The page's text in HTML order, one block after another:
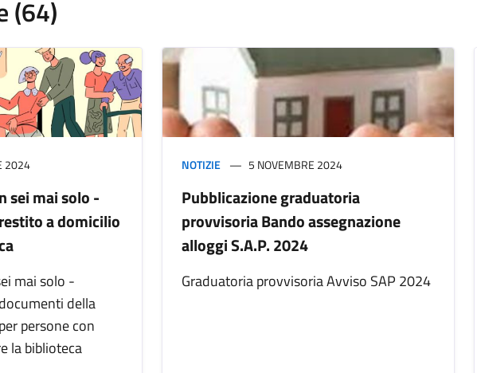
(64)
2024
sei mai solo -
a domicilio
mai solo -
della
persone con
la biblioteca
NOTIZIE 5 NOVEMBRE 2024
Pubblicazione graduatoria
provvisoria Bando assegnazione
alloggi S.A.P. 2024
Graduatoria provvisoria Avviso SAP 2024